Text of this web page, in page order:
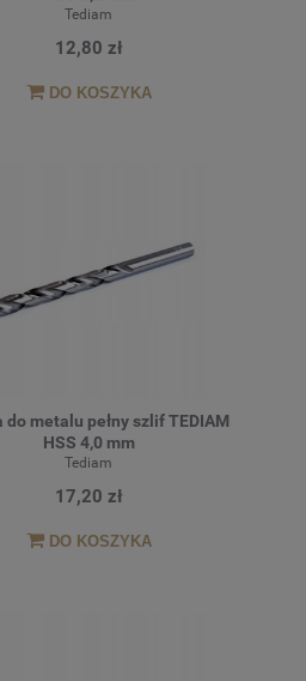
Tediam
12,80 zł
DO KOSZYKA
do metalu pełny szlif TEDIAM
HSS 4,0 mm
Tediam
17,20 zł
DO KOSZYKA